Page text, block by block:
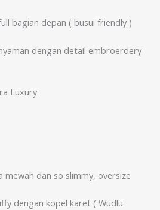
bagian depan ( busui friendly )
dengan detail embroerdery
Luxury
mewah dan so slimmy, oversize
dengan kopel karet ( Wudlu